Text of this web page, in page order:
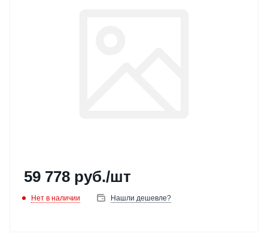
59 778 руб./шт
Нет в наличии Нашли дешевле?